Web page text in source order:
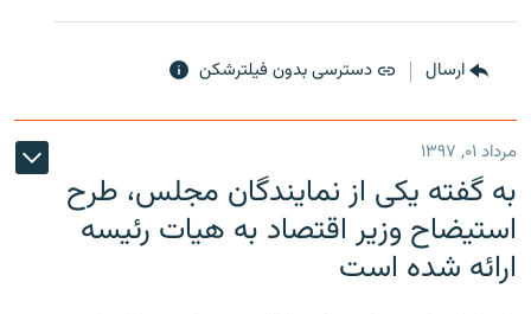
ارسال دسترسی بدون فیلترشکن
مرداد ۰۱, ۱۳۹۷
به گفته یکی از نمایندگان مجلس، طرح
استیضاح وزیر اقتصاد به هیات رئیسه
ارائه شده است